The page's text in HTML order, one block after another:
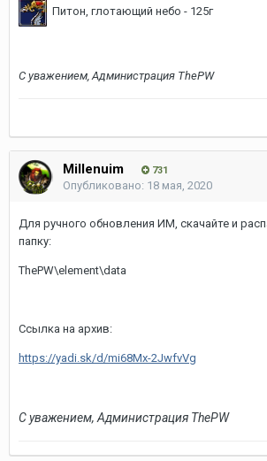
Питон, глотающий небо - 125г
С уважением, Администрация ThePW
Millenuim 731
Опубликовано: 18 мая, 2020
Для ручного обновления ИМ, скачайте и
папку:
ThePW\element\data
Ссылка на архив:
https://yadi.sk/d/mi68Mx-2JwfvVg
С уважением, Администрация ThePW